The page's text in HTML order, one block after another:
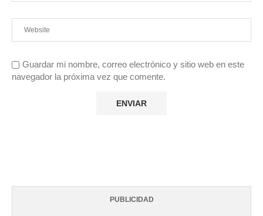
Guardar mi nombre, correo electrónico y sitio web en este
navegador la próxima vez que comente.
PUBLICIDAD